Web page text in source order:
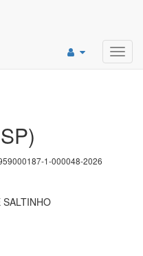
1-000048-2026
SALTINHO